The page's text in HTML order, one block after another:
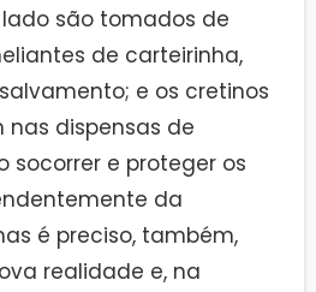
são tomados de
de carteirinha,
e os cretinos
nas dispensas de
socorrer e proteger os
da
é preciso, também,
realidade e, na